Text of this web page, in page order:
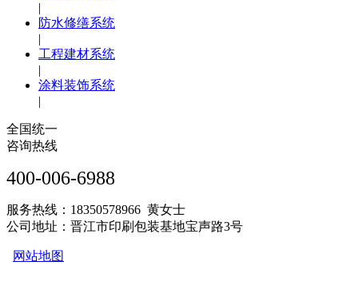
|
防水修缮系统
|
工程建材系统
|
涂料装饰系统
|
全国统一
咨询热线
400-006-6988
服务热线：18350578966 黄女士
公司地址：晋江市印刷包装基地宝声路3号
网站地图